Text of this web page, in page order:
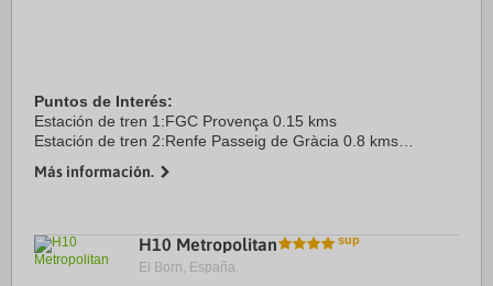
Puntos de Interés:
Estación de tren 1:FGC Provença 0.15 kms
Estación de tren 2:Renfe Passeig de Gràcia 0.8 kms
Puerto:Barcelona 4.0 kms
Más información.
H10 Metropolitan
El Born, España.